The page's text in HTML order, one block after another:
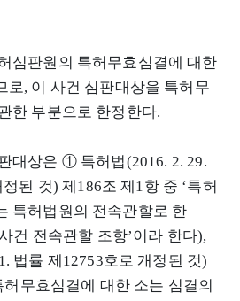
심판원의 특허무효심결에 대한
로, 이 사건 심판대상을 특허무
한 부분으로 한정한다.
대상은 ① 특허법(2016. 2. 29.
된 것) 제186조 제1항 중 ‘특허
특허법원의 전속관할로 한
건 전속관할 조항’이라 한다),
법률 제12753호로 개정된 것)
무효심결에 대한 소는 심결의